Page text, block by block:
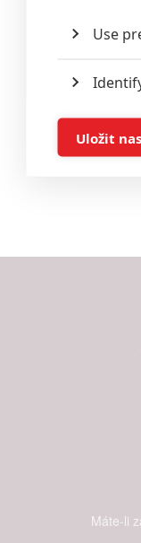
Máte-li
Use
Store
advertising
Uložit